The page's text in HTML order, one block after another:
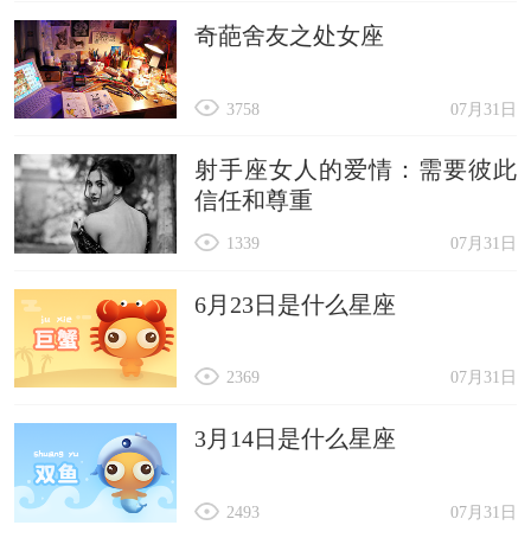
奇葩舍友之处女座
07月31日
3758
射手座女人的爱情：需要彼此
信任和尊重
07月31日
1339
6月23日是什么星座
07月31日
2369
3月14日是什么星座
07月31日
2493